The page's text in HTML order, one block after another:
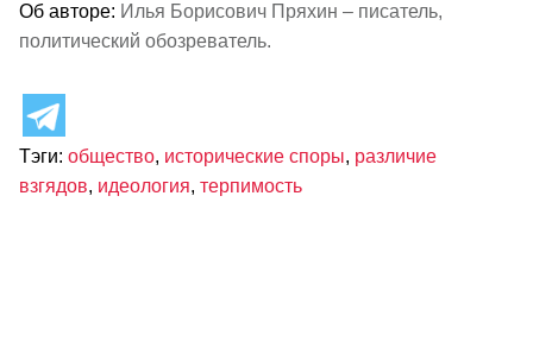
Об авторе: Илья Борисович Пряхин – писатель,
политический обозреватель.
Тэги: общество, исторические споры, различие
взгядов, идеология, терпимость